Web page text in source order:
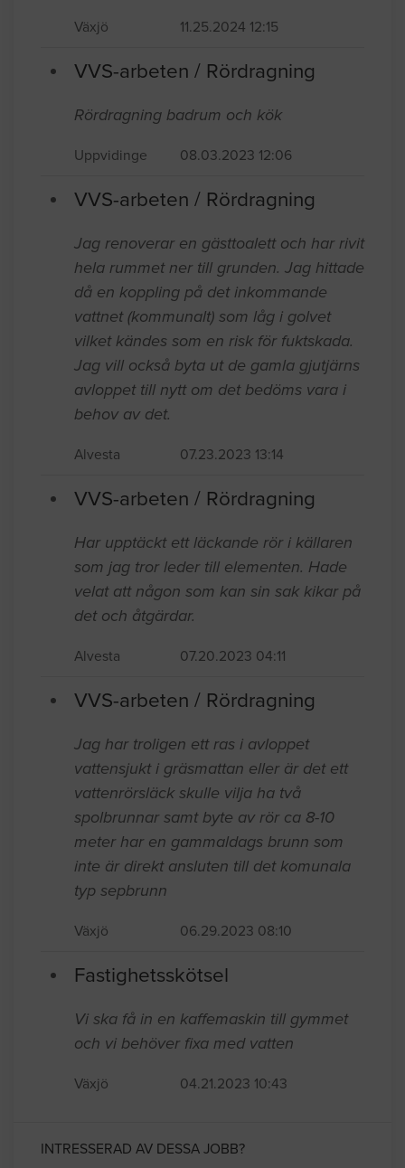
Växjö 11.25.2024 12:15
VVS-arbeten / Rördragning
Rördragning badrum och kök
Uppvidinge 08.03.2023 12:06
VVS-arbeten / Rördragning
Jag renoverar en gästtoalett och har rivit
hela rummet ner till grunden. Jag hittade
då en koppling på det inkommande
vattnet (kommunalt) som låg i golvet
vilket kändes som en risk för fuktskada.
Jag vill också byta ut de gamla gjutjärns
avloppet till nytt om det bedöms vara i
behov av det.
Alvesta 07.23.2023 13:14
VVS-arbeten / Rördragning
Har upptäckt ett läckande rör i källaren
som jag tror leder till elementen. Hade
velat att någon som kan sin sak kikar på
det och åtgärdar.
Alvesta 07.20.2023 04:11
VVS-arbeten / Rördragning
Jag har troligen ett ras i avloppet
vattensjukt i gräsmattan eller är det ett
vattenrörsläck skulle vilja ha två
spolbrunnar samt byte av rör ca 8-10
meter har en gammaldags brunn som
inte är direkt ansluten till det komunala
typ sepbrunn
Växjö 06.29.2023 08:10
Fastighetsskötsel
Vi ska få in en kaffemaskin till gymmet
och vi behöver fixa med vatten
Växjö 04.21.2023 10:43
INTRESSERAD AV DESSA JOBB?